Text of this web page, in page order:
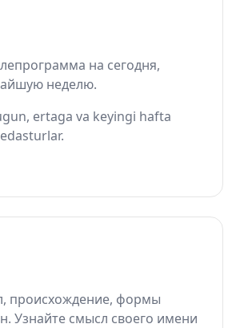
на сегодня,
неделю.
ertaga va keyingi hafta
происхождение, формы
Узнайте смысл своего имени